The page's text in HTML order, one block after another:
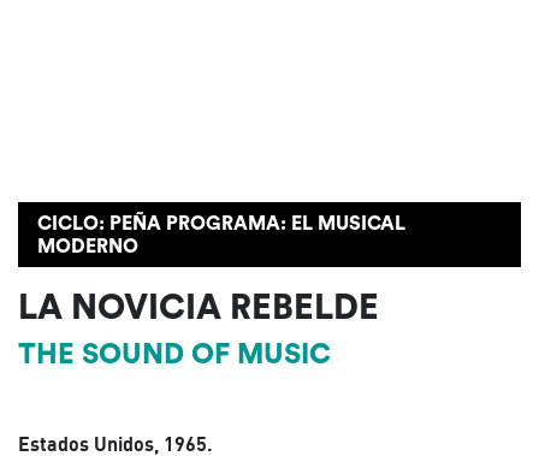
CICLO: PEÑA PROGRAMA: EL MUSICAL
MODERNO
LA NOVICIA REBELDE
THE SOUND OF MUSIC
Estados Unidos, 1965.